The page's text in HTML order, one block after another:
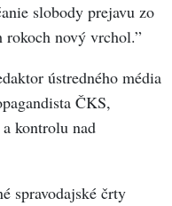
slobody prejavu zo
rokoch nový vrchol.”
ústredného média
ČKS,
kontrolu nad
spravodajské črty